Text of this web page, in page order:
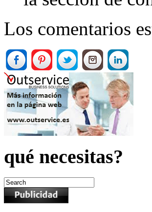
Los comentarios
qué necesitas?